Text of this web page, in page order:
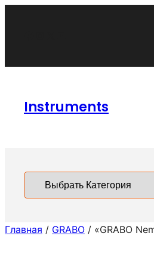
Instruments
Главная / GRABO / «GRABO